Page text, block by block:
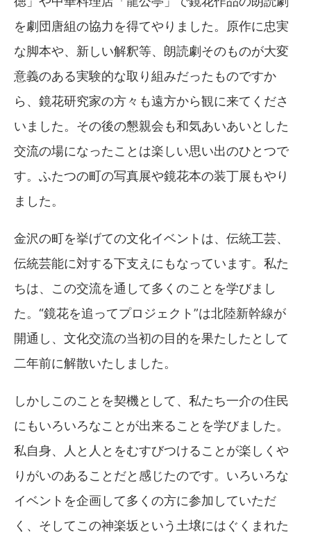
を劇団唐組の協力を得てやりました。原作に忠実
な脚本や、新しい解釈等、朗読劇そのものが大変
意義のある実験的な取り組みだったものですか
ら、鏡花研究家の方々も遠方から観に来てくださ
いました。その後の懇親会も和気あいあいとした
交流の場になったことは楽しい思い出のひとつで
す。ふたつの町の写真展や鏡花本の装丁展もやり
ました。
金沢の町を挙げての文化イベントは、伝統工芸、
伝統芸能に対する下支えにもなっています。私た
ちは、この交流を通して多くのことを学びまし
た。“鏡花を追ってプロジェクト”は北陸新幹線が
開通し、文化交流の当初の目的を果たしたとして
二年前に解散いたしました。
しかしこのことを契機として、私たち一介の住民
にもいろいろなことが出来ることを学びました。
私自身、人と人とをむすびつけることが楽しくや
りがいのあることだと感じたのです。いろいろな
イベントを企画して多くの方に参加していただ
く、そしてこの神楽坂という土壌にはぐくまれた